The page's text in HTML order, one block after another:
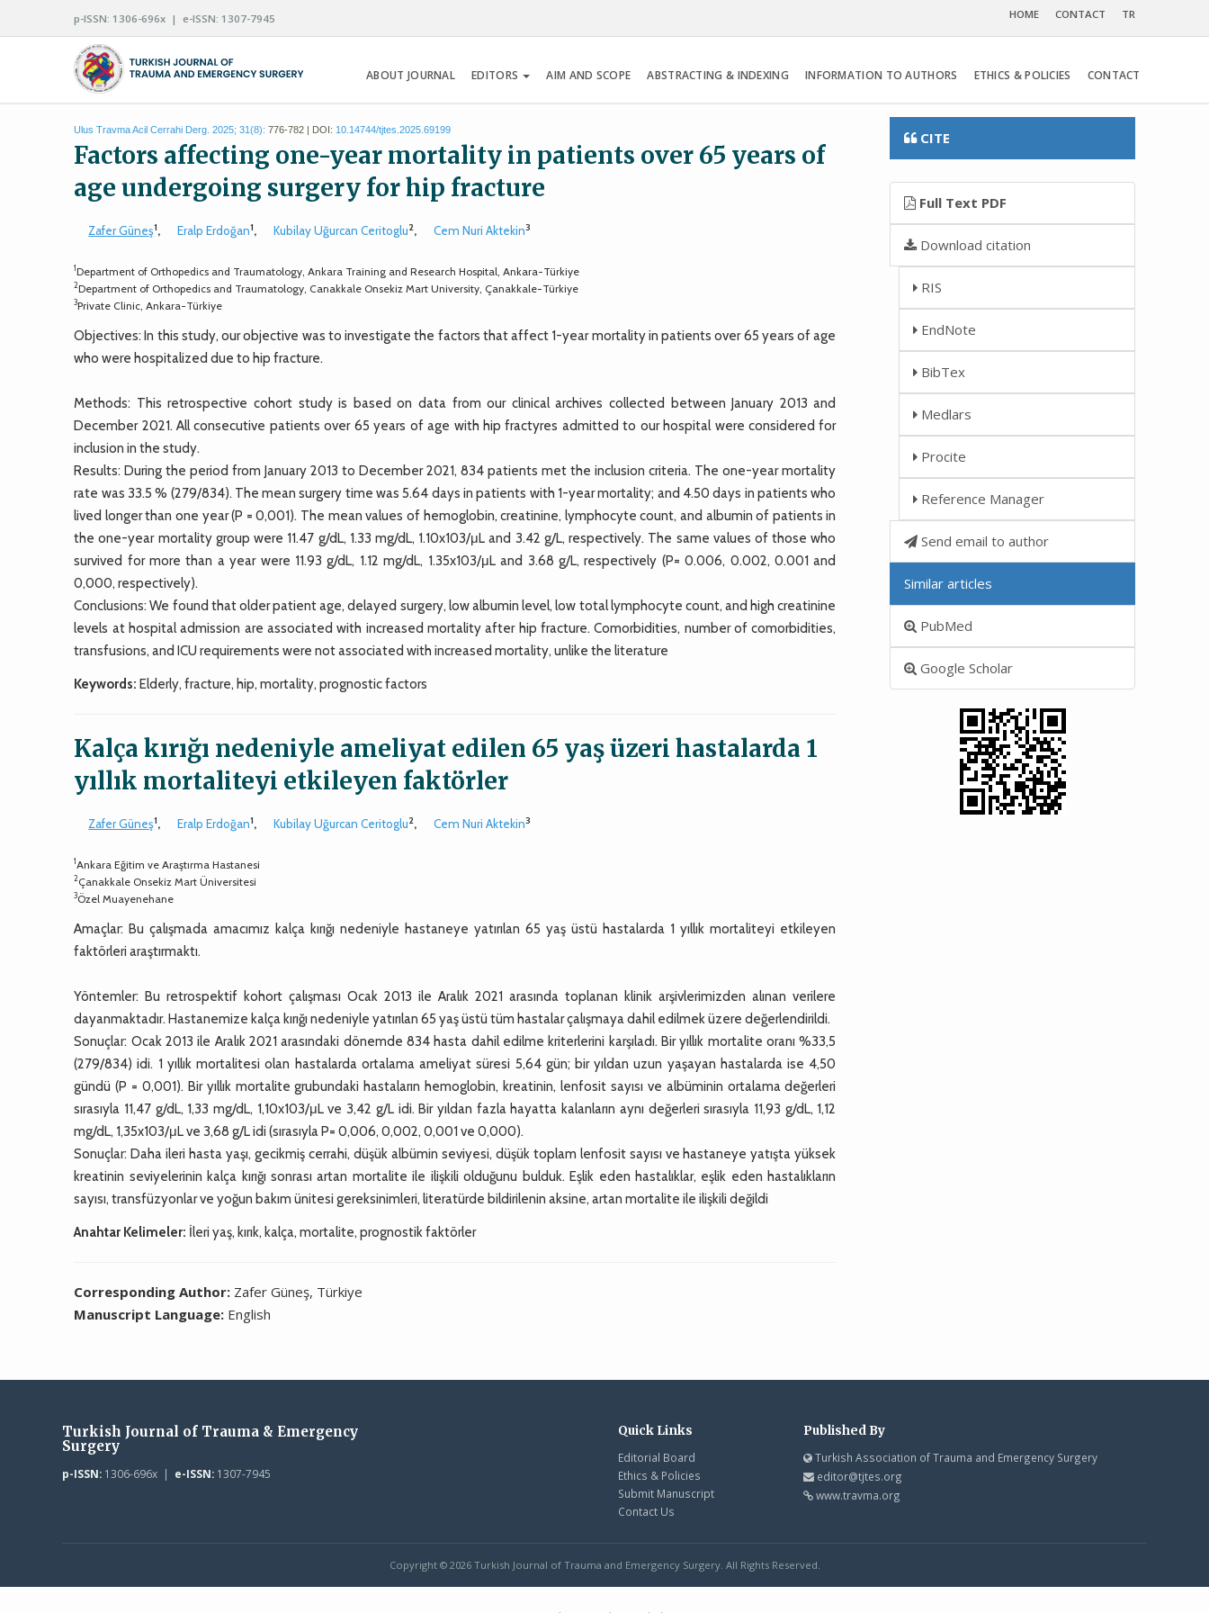
p-ISSN: 1306-696x | e-ISSN: 1307-7945 HOME CONTACT TR
ABOUT JOURNAL EDITORS AIM AND SCOPE ABSTRACTING & INDEXING INFORMATION TO AUTHORS ETHICS & POLICIES CONTACT
Ulus Travma Acil Cerrahi Derg. 2025; 31(8): 776-782 | DOI: 10.14744/tjtes.2025.69199
Factors affecting one-year mortality in patients over 65 years of
age undergoing surgery for hip fracture
Zafer Güneş1, Eralp Erdoğan1, Kubilay Uğurcan Ceritoglu2, Cem Nuri Aktekin3
1Department of Orthopedics and Traumatology, Ankara Training and Research Hospital, Ankara-Türkiye
2Department of Orthopedics and Traumatology, Canakkale Onsekiz Mart University, Çanakkale-Türkiye
3Private Clinic, Ankara-Türkiye
Objectives: In this study, our objective was to investigate the factors that affect 1-year mortality in patients over 65 years of age
who were hospitalized due to hip fracture.
Methods: This retrospective cohort study is based on data from our clinical archives collected between January 2013 and
December 2021. All consecutive patients over 65 years of age with hip fractyres admitted to our hospital were considered for
inclusion in the study.
Results: During the period from January 2013 to December 2021, 834 patients met the inclusion criteria. The one-year mortality
rate was 33.5 % (279/834). The mean surgery time was 5.64 days in patients with 1-year mortality; and 4.50 days in patients who
lived longer than one year (P = 0,001). The mean values of hemoglobin, creatinine, lymphocyte count, and albumin of patients in
the one-year mortality group were 11.47 g/dL, 1.33 mg/dL, 1.10x103/μL and 3.42 g/L, respectively. The same values of those who
survived for more than a year were 11.93 g/dL, 1.12 mg/dL, 1.35x103/μL and 3.68 g/L, respectively (P= 0.006, 0.002, 0.001 and
0,000, respectively).
Conclusions: We found that older patient age, delayed surgery, low albumin level, low total lymphocyte count, and high creatinine
levels at hospital admission are associated with increased mortality after hip fracture. Comorbidities, number of comorbidities,
transfusions, and ICU requirements were not associated with increased mortality, unlike the literature
Keywords: Elderly, fracture, hip, mortality, prognostic factors
Kalça kırığı nedeniyle ameliyat edilen 65 yaş üzeri hastalarda 1
yıllık mortaliteyi etkileyen faktörler
Zafer Güneş1, Eralp Erdoğan1, Kubilay Uğurcan Ceritoglu2, Cem Nuri Aktekin3
1Ankara Eğitim ve Araştırma Hastanesi
2Çanakkale Onsekiz Mart Üniversitesi
3Özel Muayenehane
Amaçlar: Bu çalışmada amacımız kalça kırığı nedeniyle hastaneye yatırılan 65 yaş üstü hastalarda 1 yıllık mortaliteyi etkileyen
faktörleri araştırmaktı.
Yöntemler: Bu retrospektif kohort çalışması Ocak 2013 ile Aralık 2021 arasında toplanan klinik arşivlerimizden alınan verilere
dayanmaktadır. Hastanemize kalça kırığı nedeniyle yatırılan 65 yaş üstü tüm hastalar çalışmaya dahil edilmek üzere değerlendirildi.
Sonuçlar: Ocak 2013 ile Aralık 2021 arasındaki dönemde 834 hasta dahil edilme kriterlerini karşıladı. Bir yıllık mortalite oranı %33,5
(279/834) idi. 1 yıllık mortalitesi olan hastalarda ortalama ameliyat süresi 5,64 gün; bir yıldan uzun yaşayan hastalarda ise 4,50
gündü (P = 0,001). Bir yıllık mortalite grubundaki hastaların hemoglobin, kreatinin, lenfosit sayısı ve albüminin ortalama değerleri
sırasıyla 11,47 g/dL, 1,33 mg/dL, 1,10x103/μL ve 3,42 g/L idi. Bir yıldan fazla hayatta kalanların aynı değerleri sırasıyla 11,93 g/dL, 1,12
mg/dL, 1,35x103/μL ve 3,68 g/L idi (sırasıyla P= 0,006, 0,002, 0,001 ve 0,000).
Sonuçlar: Daha ileri hasta yaşı, gecikmiş cerrahi, düşük albümin seviyesi, düşük toplam lenfosit sayısı ve hastaneye yatışta yüksek
kreatinin seviyelerinin kalça kırığı sonrası artan mortalite ile ilişkili olduğunu bulduk. Eşlik eden hastalıklar, eşlik eden hastalıkların
sayısı, transfüzyonlar ve yoğun bakım ünitesi gereksinimleri, literatürde bildirilenin aksine, artan mortalite ile ilişkili değildi
Anahtar Kelimeler: İleri yaş, kırık, kalça, mortalite, prognostik faktörler
Corresponding Author: Zafer Güneş, Türkiye
Manuscript Language: English
CITE
Full Text PDF
Download citation
RIS
EndNote
BibTex
Medlars
Procite
Reference Manager
Send email to author
Similar articles
PubMed
Google Scholar
Turkish Journal of Trauma & Emergency
Surgery
p-ISSN:1306-696x | e-ISSN:1307-7945
Quick Links
Editorial Board
Ethics & Policies
Submit Manuscript
Contact Us
Published By
Turkish Association of Trauma and Emergency Surgery
editor@tjtes.org
www.travma.org
Copyright © 2026 Turkish Journal of Trauma and Emergency Surgery. All Rights Reserved.